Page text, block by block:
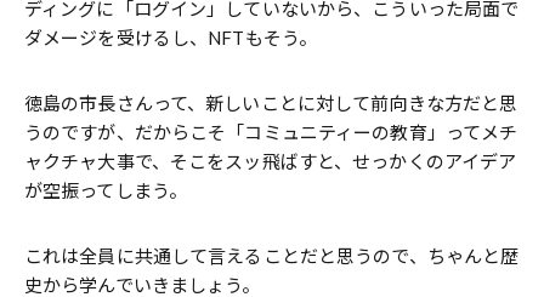
ディングに「ログイン」していないから、こういった局面で
ダメージを受けるし、NFTもそう。
徳島の市長さんって、新しいことに対して前向きな方だと思
うのですが、だからこそ「コミュニティーの教育」ってメチ
ャクチャ大事で、そこをスッ飛ばすと、せっかくのアイデア
が空振ってしまう。
これは全員に共通して言えることだと思うので、ちゃんと歴
史から学んでいきましょう。